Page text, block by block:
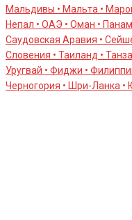
Мальдивы • Мальта •
Непал • ОАЭ • Оман •
Саудовская Аравия •
Словения • Таиланд •
Уругвай • Фиджи •
Черногория • Шри-Ланка •